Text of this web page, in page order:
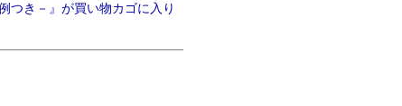
つき－』が買い物カゴに入り